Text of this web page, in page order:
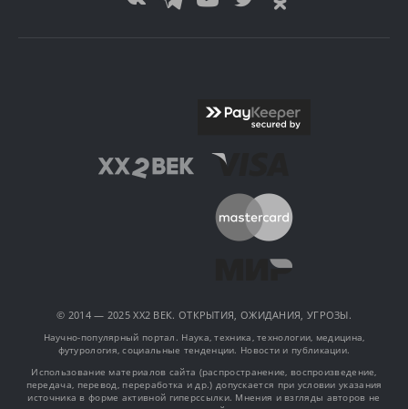
© 2014 — 2025 XX2 ВЕК. ОТКРЫТИЯ, ОЖИДАНИЯ, УГРОЗЫ.
Научно-популярный портал. Наука, техника, технологии, медицина,
футурология, социальные тенденции. Новости и публикации.
Использование материалов сайта (распространение, воспроизведение,
передача, перевод, переработка и др.) допускается при условии указания
источника в форме активной гиперссылки. Мнения и взгляды авторов не